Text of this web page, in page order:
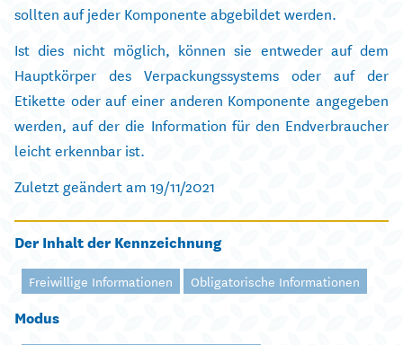
sollten auf jeder Komponente abgebildet werden.
Ist dies nicht möglich, können sie entweder auf dem
Hauptkörper des Verpackungssystems oder auf der
Etikette oder auf einer anderen Komponente angegeben
werden, auf der die Information für den Endverbraucher
leicht erkennbar ist.
Zuletzt geändert am 19/11/2021
Der Inhalt der Kennzeichnung
Freiwillige Informationen Obligatorische Informationen
Modus